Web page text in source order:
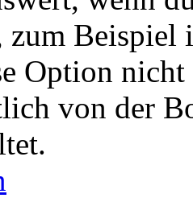
zum Beispiel
Option
von der